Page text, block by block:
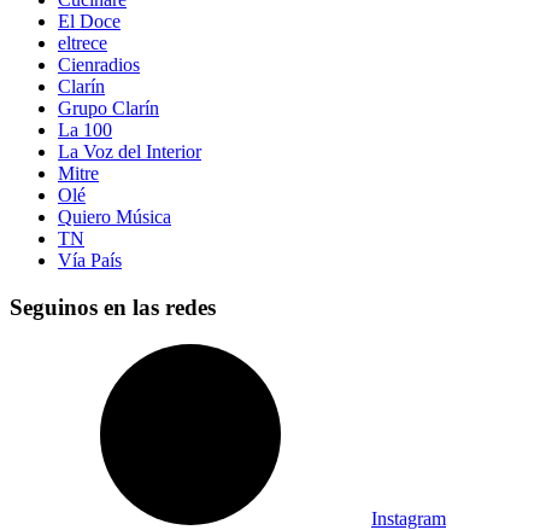
El Doce
eltrece
Cienradios
Clarín
Grupo Clarín
La 100
La Voz del Interior
Mitre
Olé
Quiero Música
TN
Vía País
Seguinos en las redes
Instagram